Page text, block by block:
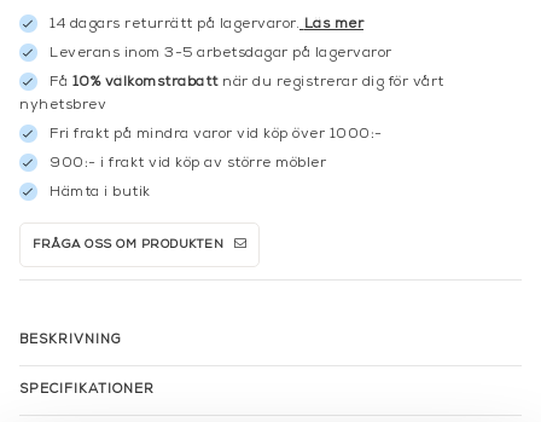
14 dagars returrätt på lagervaror. Läs mer
Leverans inom 3-5 arbetsdagar på lagervaror
Få 10% välkomstrabattnär du registrerar dig för vårt
nyhetsbrev
Fri frakt på mindra varor vid köp över 1000:-
900:- i frakt vid köp av större möbler
Hämta i butik
FRÅGA OSS OM PRODUKTEN
BESKRIVNING
SPECIFIKATIONER